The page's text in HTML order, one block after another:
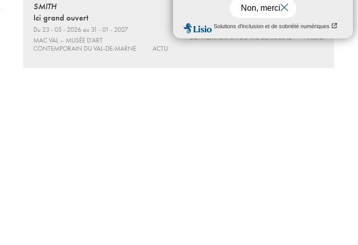
SMITH
Ici grand ouvert
Du 23 - 05 - 2026 au 31 - 01 - 2027
MAC VAL – MUSÉE D’ART
CONTEMPORAIN DU VAL-DE-MARNE
ACTU
MAC VAL – MUSÉE D’ART
CONTEMPORAIN DU VAL-DE-MARNE
ACTU